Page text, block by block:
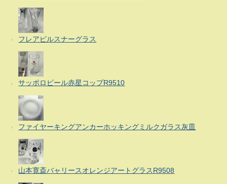
フレアピルスナーグラス
サッポロビール赤星コップR9510
ファイヤーキングアンカーホッキングミルクガラス灰皿
山本寛斎バャリースオレンジアートグラスR9508